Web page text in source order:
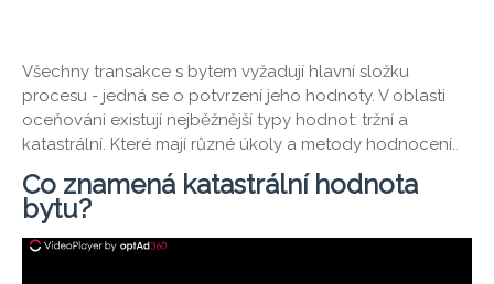
Všechny transakce s bytem vyžadují hlavní složku
procesu - jedná se o potvrzení jeho hodnoty. V oblasti
oceňování existují nejběžnější typy hodnot: tržní a
katastrální. Které mají různé úkoly a metody hodnocení..
Co znamená katastrální hodnota
bytu?